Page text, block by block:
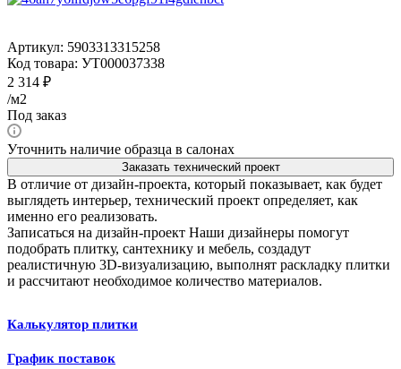
Артикул: 5903313315258
Код товара: УТ000037338
2 314 ₽
/м2
Под заказ
Уточнить наличие образца в салонах
Заказать технический проект
В отличие от дизайн-проекта, который показывает, как будет
выглядеть интерьер, технический проект определяет, как
именно его реализовать.
Записаться на дизайн-проект Наши дизайнеры помогут
подобрать плитку, сантехнику и мебель, создадут
реалистичную 3D-визуализацию, выполнят раскладку плитки
и рассчитают необходимое количество материалов.
Калькулятор плитки
График поставок